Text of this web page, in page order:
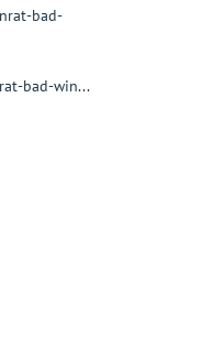
bad-
bad-win...